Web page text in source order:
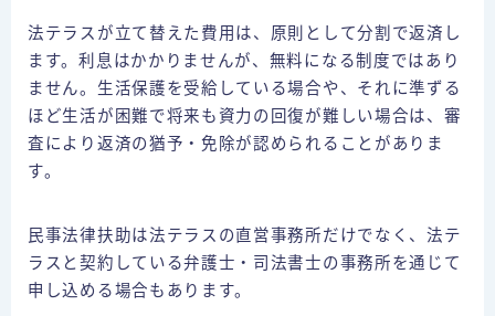
法テラスが立て替えた費用は、原則として分割で返済し
ます。利息はかかりませんが、無料になる制度ではあり
ません。生活保護を受給している場合や、それに準ずる
ほど生活が困難で将来も資力の回復が難しい場合は、審
査により返済の猶予・免除が認められることがありま
す。
民事法律扶助は法テラスの直営事務所だけでなく、法テ
ラスと契約している弁護士・司法書士の事務所を通じて
申し込める場合もあります。